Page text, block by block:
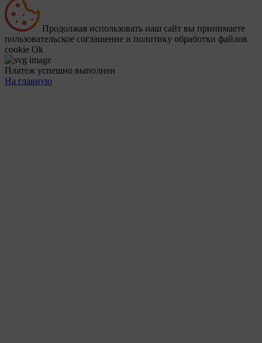
Продолжая использовать наш сайт вы принимаете
пользовательское соглашение и политику обработки файлов
cookie Ok
Платеж успешно выполнен
На главную